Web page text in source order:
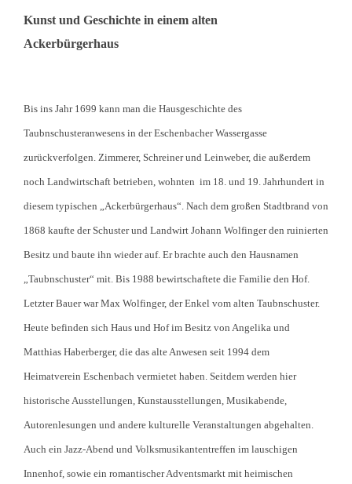
Kunst und Geschichte in einem alten
Ackerbürgerhaus
Bis ins Jahr 1699 kann man die Hausgeschichte des
Taubnschusteranwesens in der Eschenbacher Wassergasse
zurückverfolgen. Zimmerer, Schreiner und Leinweber, die außerdem
noch Landwirtschaft betrieben, wohnten im 18. und 19. Jahrhundert in
diesem typischen „Ackerbürgerhaus“. Nach dem großen Stadtbrand von
1868 kaufte der Schuster und Landwirt Johann Wolfinger den ruinierten
Besitz und baute ihn wieder auf. Er brachte auch den Hausnamen
„Taubnschuster“ mit. Bis 1988 bewirtschaftete die Familie den Hof.
Letzter Bauer war Max Wolfinger, der Enkel vom alten Taubnschuster.
Heute befinden sich Haus und Hof im Besitz von Angelika und
Matthias Haberberger, die das alte Anwesen seit 1994 dem
Heimatverein Eschenbach vermietet haben. Seitdem werden hier
historische Ausstellungen, Kunstausstellungen, Musikabende,
Autorenlesungen und andere kulturelle Veranstaltungen abgehalten.
Auch ein Jazz-Abend und Volksmusikantentreffen im lauschigen
Innenhof, sowie ein romantischer Adventsmarkt mit heimischen